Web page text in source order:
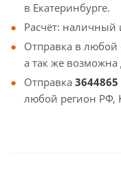
в Екатеринбурге.
Расчёт:
Отправка в
а так же возможна
Отправка 3644865
любой регион РФ,